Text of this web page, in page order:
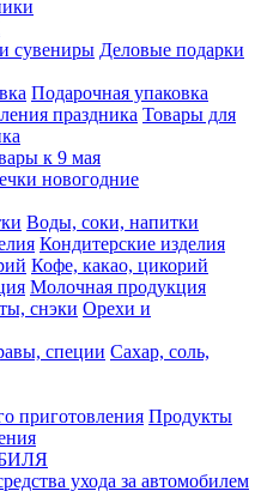
Деловые подарки
Подарочная упаковка
Товары для
к 9 мая
новогодние
Воды, соки, напитки
Кондитерские изделия
Кофе, какао, цикорий
Молочная продукция
Орехи и
Сахар, соль,
Продукты